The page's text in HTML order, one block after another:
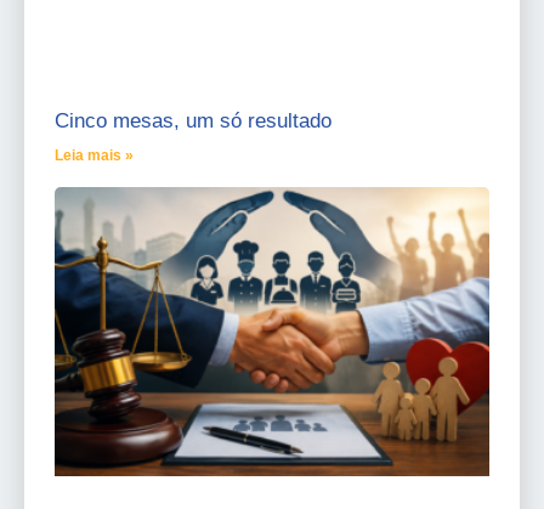
Cinco mesas, um só resultado
Leia mais »